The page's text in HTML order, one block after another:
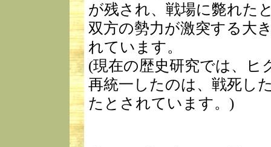
が残され、戦場に斃れた
双方の勢力が激突する大
れています。
(現在の歴史研究では、ヒ
再統一したのは、戦死し
たとされています。)